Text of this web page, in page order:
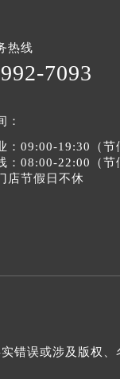
热线
7093
：
：09:00-19:30（节
：08:00-22:00（节
店节假日不休
错误或涉及版权